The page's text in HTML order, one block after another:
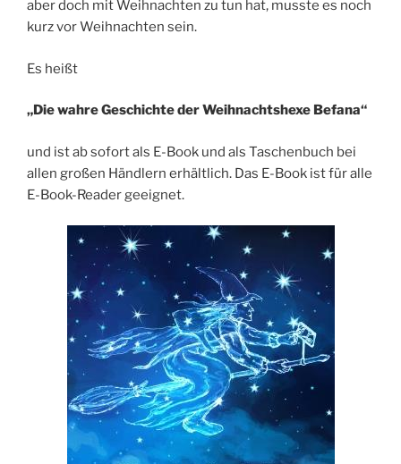
aber doch mit Weihnachten zu tun hat, musste es noch
kurz vor Weihnachten sein.
Es heißt
„Die wahre Geschichte der Weihnachtshexe Befana“
und ist ab sofort als E-Book und als Taschenbuch bei
allen großen Händlern erhältlich. Das E-Book ist für alle
E-Book-Reader geeignet.